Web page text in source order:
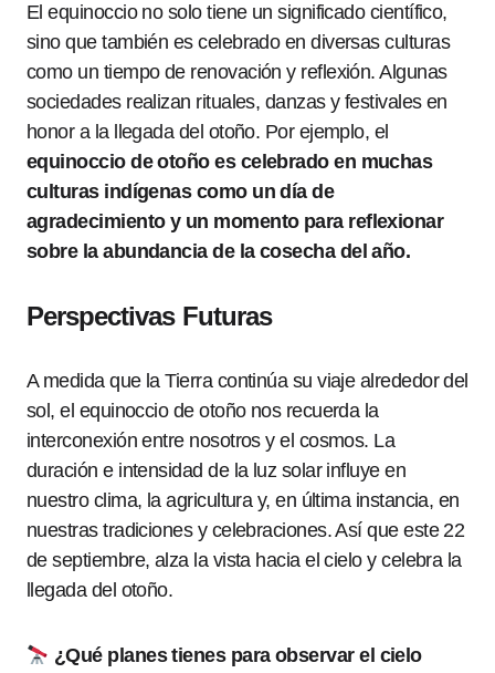
El equinoccio no solo tiene un significado científico,
sino que también es celebrado en diversas culturas
como un tiempo de renovación y reflexión. Algunas
sociedades realizan rituales, danzas y festivales en
honor a la llegada del otoño. Por ejemplo, el
equinoccio de otoño es celebrado en muchas
culturas indígenas como un día de
agradecimiento y un momento para reflexionar
sobre la abundancia de la cosecha del año.
Perspectivas Futuras
A medida que la Tierra continúa su viaje alrededor del
sol, el equinoccio de otoño nos recuerda la
interconexión entre nosotros y el cosmos. La
duración e intensidad de la luz solar influye en
nuestro clima, la agricultura y, en última instancia, en
nuestras tradiciones y celebraciones. Así que este 22
de septiembre, alza la vista hacia el cielo y celebra la
llegada del otoño.
¿Qué planes tienes para observar el cielo